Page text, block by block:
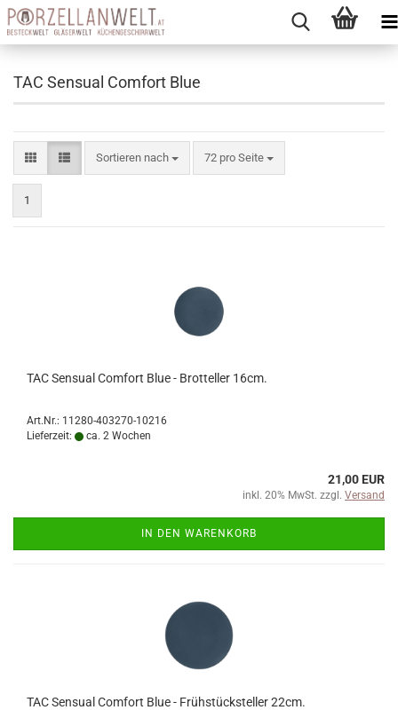
TAC Sensual Comfort Blue
Sortieren nach
Sortieren nach 72 pro Seite
pro Seite
1
TAC Sensual Comfort Blue - Brotteller 16cm.
Art.Nr.: 11280-403270-10216
Lieferzeit:
ca. 2 Wochen
21,00 EUR
inkl. 20% MwSt. zzgl. Versand
IN DEN WARENKORB
TAC Sensual Comfort Blue - Frühstücksteller 22cm.